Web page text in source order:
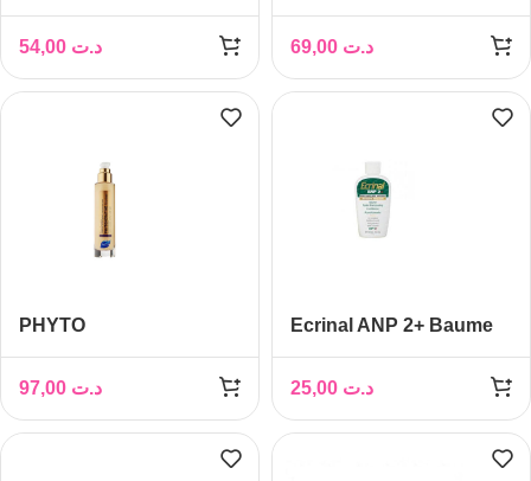
د.ت
د.ت
PHYTO
EXTREME CREME
D’EXCEPTION, 100 ML
د.ت
Ecrinal ANP 2+ Baume
د.ت